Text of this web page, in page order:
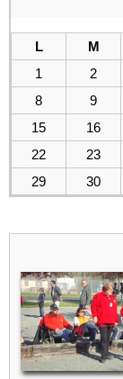
L
M
1
2
8
9
15
16
22
23
29
30